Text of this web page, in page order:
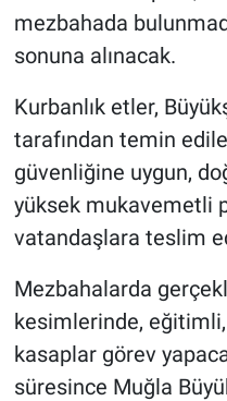
mezbahada
sonuna alınacak.
Kurbanlık etler,
tarafından temin
güvenliğine uygun,
yüksek mukavemetli
vatandaşlara teslim
Mezbahalarda
kesimlerinde, eğitimli,
kasaplar görev
süresince Muğla